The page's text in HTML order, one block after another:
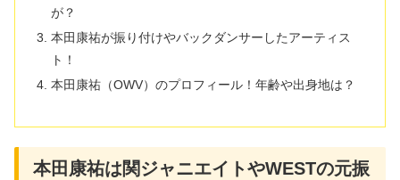
が？
本田康祐が振り付けやバックダンサーしたアーティス
ト！
本田康祐（OWV）のプロフィール！年齢や出身地は？
本田康祐は関ジャニエイトやWESTの元振